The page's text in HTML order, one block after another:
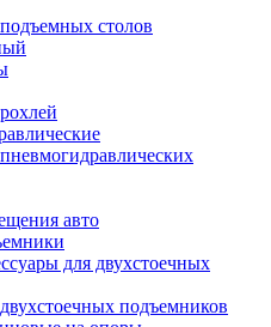
столов
авто
для двухстоечных
подъемников